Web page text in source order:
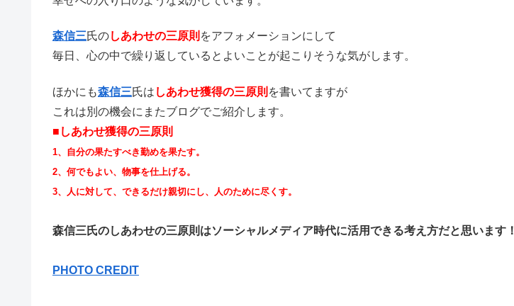
森信三氏のしあわせの三原則 をアフォメーションにして
毎日、心の中で繰り返しているとよいことが起こりそうな気がします。
ほかにも森信三氏は しあわせ獲得の三原則 を書いてますが
これは別の機会にまたブログでご紹介します。
■しあわせ獲得の三原則
1、自分の果たすべき勤めを果たす。
2、何でもよい、物事を仕上げる。
3、人に対して、できるだけ親切にし、人のために尽くす。
森信三氏のしあわせの三原則はソーシャルメディア時代に活用できる考え方だと思います！
PHOTO CREDIT